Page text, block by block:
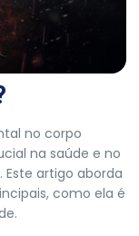
no corpo
na saúde e no
artigo aborda
como ela é